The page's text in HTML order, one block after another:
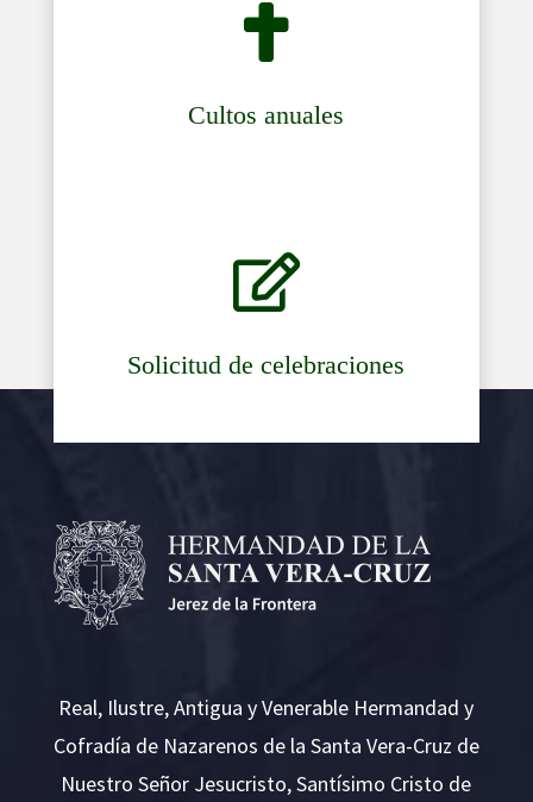

Cultos anuales

Solicitud de celebraciones
Real, Ilustre, Antigua y Venerable Hermandad y
Cofradía de Nazarenos de la Santa Vera-Cruz de
Nuestro Señor Jesucristo, Santísimo Cristo de